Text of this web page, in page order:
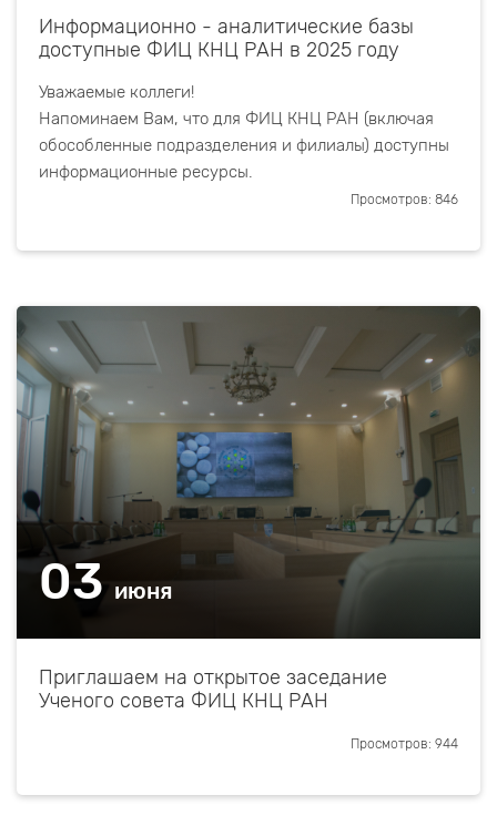
Информационно - аналитические базы
доступные ФИЦ КНЦ РАН в 2025 году
Уважаемые коллеги!
Напоминаем Вам, что для ФИЦ КНЦ РАН (включая
обособленные подразделения и филиалы) доступны
информационные ресурсы.
Просмотров: 846
03 июня
Приглашаем на открытое заседание
Ученого совета ФИЦ КНЦ РАН
Просмотров: 944